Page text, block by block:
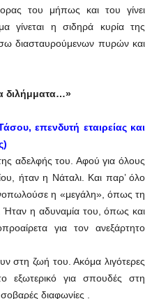
του μήπως και του γίνει
γίνεται η σιδηρά κυρία της
διασταυρούμενων πυρών και
διλήμματα…»
επενδυτή εταιρείας και
αδελφής του. Αφού για όλους
ήταν η Νάταλι. Και παρ’ όλο
η «μεγάλη», όπως τη
Ήταν η αδυναμία του, όπως και
για τον ανεξάρτητο
στη ζωή του. Ακόμα λιγότερες
εξωτερικό για σπουδές στη
διαφωνίες .